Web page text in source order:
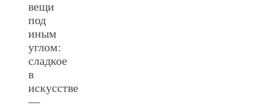
вещи
под
иным
углом:
сладкое
в
искусстве
—